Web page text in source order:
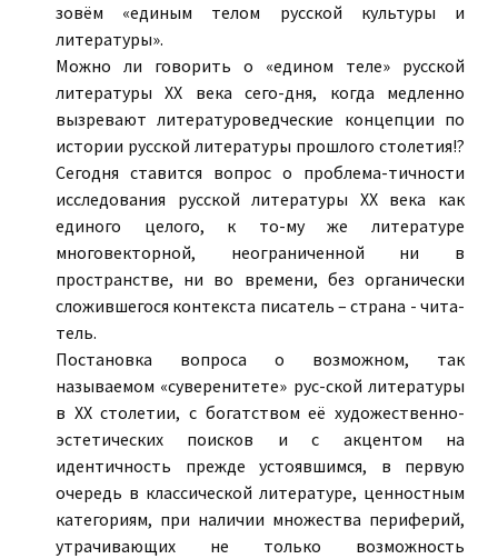
зовём «единым телом русской культуры и
литературы».
Можно ли говорить о «едином теле» русской
литературы ХХ века сего-дня, когда медленно
вызревают литературоведческие концепции по
истории русской литературы прошлого столетия!?
Сегодня ставится вопрос о проблема-тичности
исследования русской литературы ХХ века как
единого целого, к то-му же литературе
многовекторной, неограниченной ни в
пространстве, ни во времени, без органически
сложившегося контекста писатель – страна - чита-
тель.
Постановка вопроса о возможном, так
называемом «суверенитете» рус-ской литературы
в ХХ столетии, с богатством её художественно-
эстетических поисков и с акцентом на
идентичность прежде устоявшимся, в первую
очередь в классической литературе, ценностным
категориям, при наличии множества периферий,
утрачивающих не только возможность